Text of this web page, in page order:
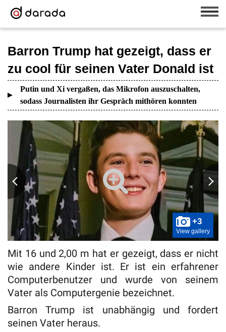
Barron Trump hat gezeigt, dass er
zu cool für seinen Vater Donald ist
Putin und Xi vergaßen, das Mikrofon auszuschalten,
sodass Journalisten ihr Gespräch mithören konnten
+3
View gallery
Mit 16 und 2,00 m hat er gezeigt, dass er nicht
wie andere Kinder ist. Er ist ein erfahrener
Computerbenutzer und wurde von seinem
Vater als Computergenie bezeichnet.
Barron Trump ist unabhängig und fordert
seinen Vater heraus.